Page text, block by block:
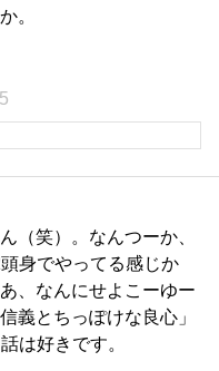
。
（笑）。なんつーか、
身でやってる感じか
、なんにせよこーゆー
義とちっぽけな良心」
は好きです。